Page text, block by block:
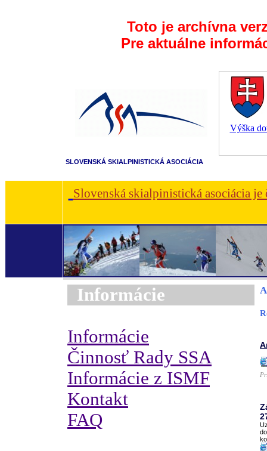
Toto je archívna
Pre aktuálne
Výška
SLOVENSKÁ SKIALPINISTICKÁ ASOCIÁCIA
Slovenská skialpinistická asociácia
Informácie
Informácie
Činnosť Rady SSA
Informácie z ISMF
Kontakt
FAQ